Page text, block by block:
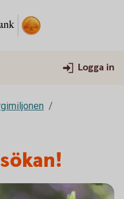
Logga in